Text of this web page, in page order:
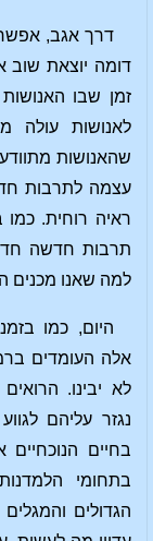
דרך אגב,
דומה יוצאת שוב
זמן שבו
לאנושות עולה
שהאנושות
עצמה לתרבות
ראיה רוחית.
תרבות חדשה
למה שאנו מכנים
היום, כמו
אלה העומדים
לא יבינו.
נגזר עליהם
בחיים
בתחומי
הגדולים